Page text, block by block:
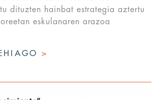
dituzten hainbat estrategia aztertu
eskulanaren arazoa
>